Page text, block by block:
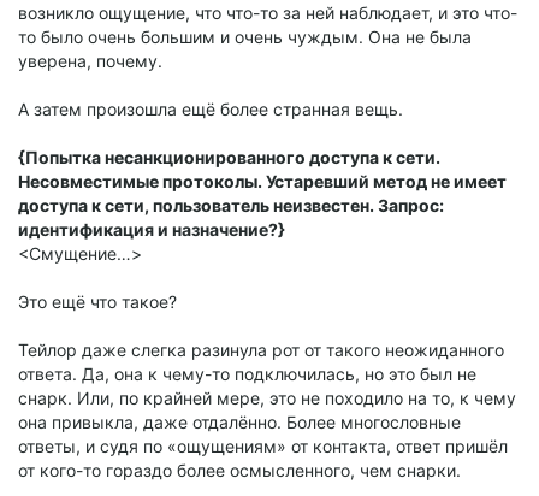
возникло ощущение, что что-то за ней наблюдает, и это что-
то было очень большим и очень чуждым. Она не была
уверена, почему.
А затем произошла ещё более странная вещь.
{Попытка несанкционированного доступа к сети.
Несовместимые протоколы. Устаревший метод не имеет
доступа к сети, пользователь неизвестен. Запрос:
идентификация и назначение?}
<Смущение…>
Это ещё что такое?
Тейлор даже слегка разинула рот от такого неожиданного
ответа. Да, она к чему-то подключилась, но это был не
снарк. Или, по крайней мере, это не походило на то, к чему
она привыкла, даже отдалённо. Более многословные
ответы, и судя по «ощущениям» от контакта, ответ пришёл
от кого-то гораздо более осмысленного, чем снарки.